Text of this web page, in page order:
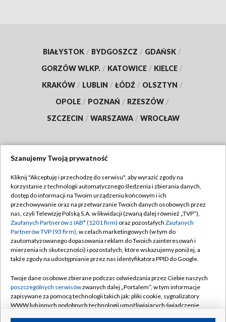
BIAŁYSTOK / BYDGOSZCZ / GDAŃSK /
GORZÓW WLKP. / KATOWICE / KIELCE /
KRAKÓW / LUBLIN / ŁÓDŹ / OLSZTYN /
OPOLE / POZNAŃ / RZESZÓW /
SZCZECIN / WARSZAWA / WROCŁAW
TVP
Abonament TVP
Emisja w TVP
Centrum informacji TVP
Naziemna Telewizja Cyfrowa
Rada Programowa
System NOS
Informacje o nadawcy
Regulamin TVP
Polityka prywatności
Moje zgody
Pomoc
Kontakt
Kanały
Szanujemy Twoją prywatność
Kliknij "Akceptuję i przechodzę do serwisu", aby wyrazić zgody na
korzystanie z technologii automatycznego śledzenia i zbierania danych,
dostęp do informacji na Twoim urządzeniu końcowym i ich
przechowywanie oraz na przetwarzanie Twoich danych osobowych przez
nas, czyli Telewizję Polską S.A. w likwidacji (zwaną dalej również „TVP”),
Zaufanych Partnerów z IAB* (1201 firm) oraz pozostałych Zaufanych
Partnerów TVP (93 firm), w celach marketingowych (w tym do
zautomatyzowanego dopasowania reklam do Twoich zainteresowań i
mierzenia ich skuteczności) i pozostałych, które wskazujemy poniżej, a
także zgody na udostępnianie przez nas identyfikatora PPID do Google.
Twoje dane osobowe zbierane podczas odwiedzania przez Ciebie naszych
poszczególnych serwisówzwanych dalej „Portalem”, w tym informacje
zapisywane za pomocą technologii takich jak: pliki cookie, sygnalizatory
WWW lub innych podobnych technologii umożliwiających świadczenie